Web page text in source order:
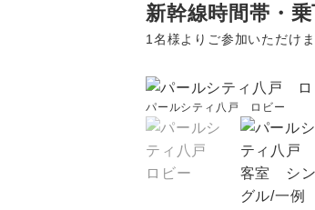
新幹線時間帯・
1名様よりご参加いただけま
パールシティ八戸 ロビー